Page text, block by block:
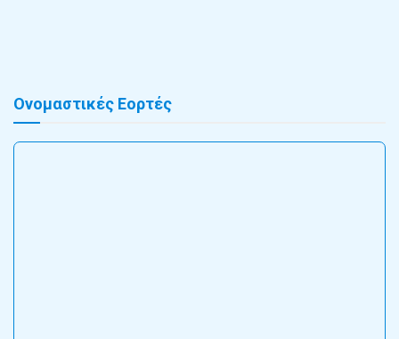
Ονομαστικές Εορτές